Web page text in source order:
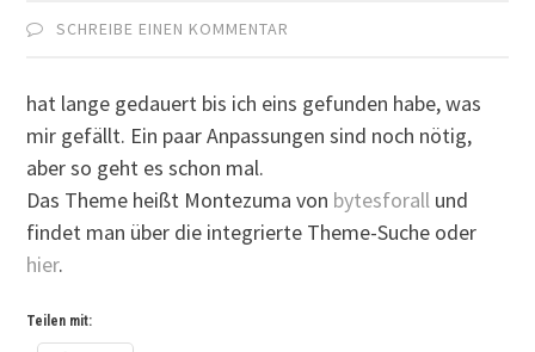
SCHREIBE EINEN KOMMENTAR
hat lange gedauert bis ich eins gefunden habe, was
mir gefällt. Ein paar Anpassungen sind noch nötig,
aber so geht es schon mal.
Das Theme heißt Montezuma von bytesforall und
findet man über die integrierte Theme-Suche oder
hier.
Teilen mit: